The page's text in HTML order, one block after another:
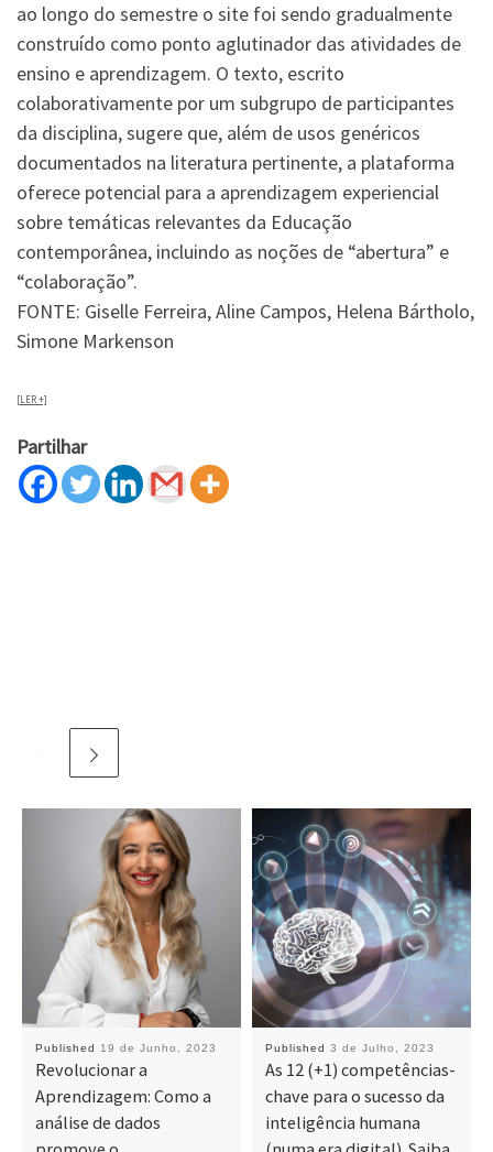
ao longo do semestre o site foi sendo gradualmente
construído como ponto aglutinador das atividades de
ensino e aprendizagem. O texto, escrito
colaborativamente por um subgrupo de participantes
da disciplina, sugere que, além de usos genéricos
documentados na literatura pertinente, a plataforma
oferece potencial para a aprendizagem experiencial
sobre temáticas relevantes da Educação
contemporânea, incluindo as noções de “abertura” e
“colaboração”.
FONTE: Giselle Ferreira, Aline Campos, Helena Bártholo,
Simone Markenson
[LER +]
Partilhar
Published 19 de Junho, 2023
Revolucionar a
Aprendizagem: Como a
análise de dados
Published 3 de Julho, 2023
As 12 (+1) competências-
chave para o sucesso da
inteligência humana